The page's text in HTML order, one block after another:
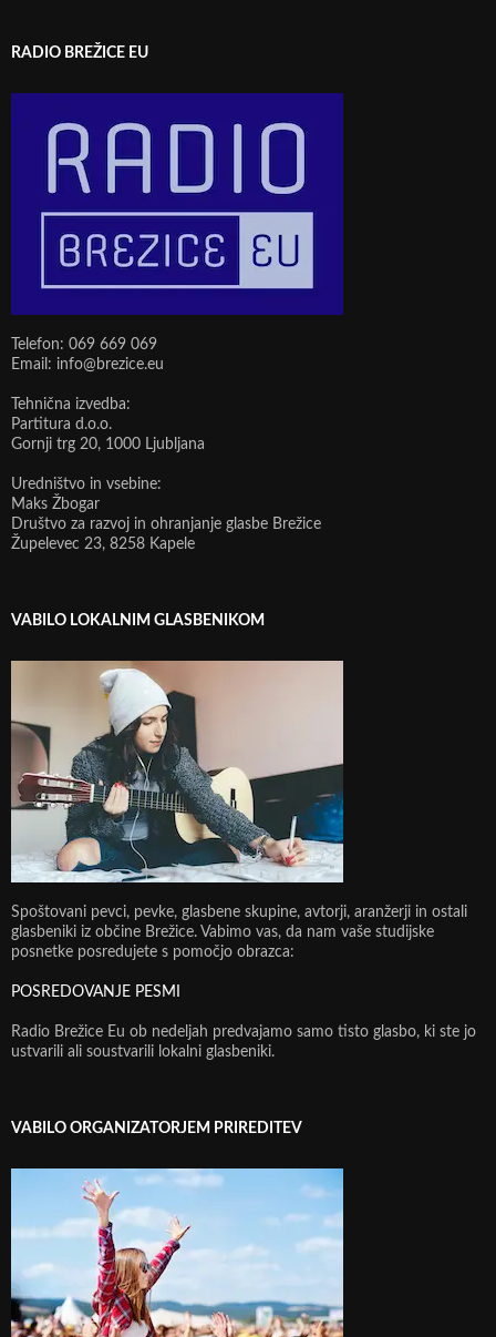
RADIO BREŽICE EU
Telefon: 069 669 069
Email: info@brezice.eu
Tehnična izvedba:
Partitura d.o.o.
Gornji trg 20, 1000 Ljubljana
Uredništvo in vsebine:
Maks Žbogar
Društvo za razvoj in ohranjanje glasbe Brežice
Župelevec 23, 8258 Kapele
VABILO LOKALNIM GLASBENIKOM
Spoštovani pevci, pevke, glasbene skupine, avtorji, aranžerji in ostali
glasbeniki iz občine Brežice. Vabimo vas, da nam vaše studijske
posnetke posredujete s pomočjo obrazca:
POSREDOVANJE PESMI
Radio Brežice Eu ob nedeljah predvajamo samo tisto glasbo, ki ste jo
ustvarili ali soustvarili lokalni glasbeniki.
VABILO ORGANIZATORJEM PRIREDITEV